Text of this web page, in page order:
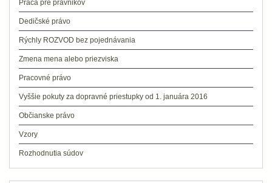
Práca pre právnikov
Dedičské právo
Rýchly ROZVOD bez pojednávania
Zmena mena alebo priezviska
Pracovné právo
Vyššie pokuty za dopravné priestupky od 1. januára 2016
Občianske právo
Vzory
Rozhodnutia súdov